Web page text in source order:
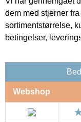
dem med stjerner
sortimentstørrelse,
betingelser,
Webshop